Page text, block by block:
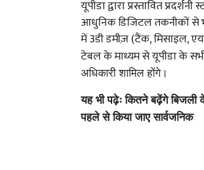
यूपीडा द्वारा प्रस्तावित
आधुनिक डिजिटल तकनीकों से
में 3डी डमीज़ (टैंक, मिसाइल,
टेबल के माध्यम से यूपीडा के
अधिकारी शामिल होंगे।
यह भी पढ़ेःकितने बढ़ेंगे बिजली
पहले से किया जाए सार्वजनिक